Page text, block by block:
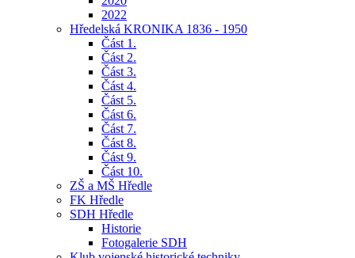
2022
Hředelská KRONIKA 1836 - 1950
Část 1.
Část 2.
Část 3.
Část 4.
Část 5.
Část 6.
Část 7.
Část 8.
Část 9.
Část 10.
ZŠ a MŠ Hředle
FK Hředle
SDH Hředle
Historie
Fotogalerie SDH